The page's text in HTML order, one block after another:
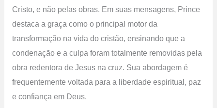
Cristo, e não pelas obras. Em suas mensagens, Prince
destaca a graça como o principal motor da
transformação na vida do cristão, ensinando que a
condenação e a culpa foram totalmente removidas pela
obra redentora de Jesus na cruz. Sua abordagem é
frequentemente voltada para a liberdade espiritual, paz
e confiança em Deus.